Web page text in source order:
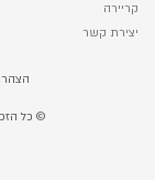
קריירה
יצירת קשר
© כל